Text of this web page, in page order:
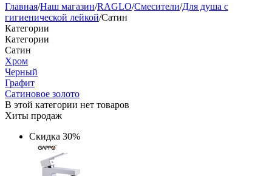
Главная/Наш магазин/RAGLO/Смесители/Для душа с
гигиенической лейкой/Сатин
Категории
Категории
Сатин
Хром
Черный
Графит
Сатиновое золото
В этой категории нет товаров
Хиты продаж
Скидка 30%